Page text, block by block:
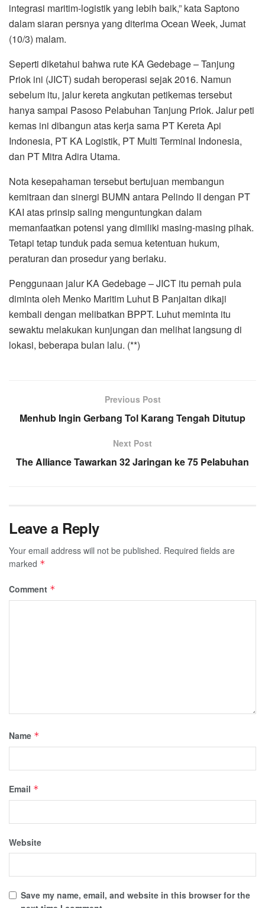
integrasi maritim-logistik yang lebih baik,” kata Saptono
dalam siaran persnya yang diterima Ocean Week, Jumat
(10/3) malam.
Seperti diketahui bahwa rute KA Gedebage – Tanjung
Priok ini (JICT) sudah beroperasi sejak 2016. Namun
sebelum itu, jalur kereta angkutan petikemas tersebut
hanya sampai Pasoso Pelabuhan Tanjung Priok. Jalur peti
kemas ini dibangun atas kerja sama PT Kereta Api
Indonesia, PT KA Logistik, PT Multi Terminal Indonesia,
dan PT Mitra Adira Utama.
Nota kesepahaman tersebut bertujuan membangun
kemitraan dan sinergi BUMN antara Pelindo II dengan PT
KAI atas prinsip saling menguntungkan dalam
memanfaatkan potensi yang dimiliki masing-masing pihak.
Tetapi tetap tunduk pada semua ketentuan hukum,
peraturan dan prosedur yang berlaku.
Penggunaan jalur KA Gedebage – JICT itu pernah pula
diminta oleh Menko Maritim Luhut B Panjaitan dikaji
kembali dengan melibatkan BPPT. Luhut meminta itu
sewaktu melakukan kunjungan dan melihat langsung di
lokasi, beberapa bulan lalu. (**)
Previous Post
Menhub Ingin Gerbang Tol Karang Tengah Ditutup
Next Post
The Alliance Tawarkan 32 Jaringan ke 75 Pelabuhan
Leave a Reply
Your email address will not be published. Required fields are
marked *
Comment *
Name *
Email *
Website
Save my name, email, and website in this browser for the